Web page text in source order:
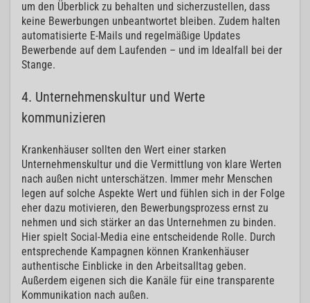
um den Überblick zu behalten und sicherzustellen, dass
keine Bewerbungen unbeantwortet bleiben. Zudem halten
automatisierte E-Mails und regelmäßige Updates
Bewerbende auf dem Laufenden – und im Idealfall bei der
Stange.
4. Unternehmenskultur und Werte
kommunizieren
Krankenhäuser sollten den Wert einer starken
Unternehmenskultur und die Vermittlung von klare Werten
nach außen nicht unterschätzen. Immer mehr Menschen
legen auf solche Aspekte Wert und fühlen sich in der Folge
eher dazu motivieren, den Bewerbungsprozess ernst zu
nehmen und sich stärker an das Unternehmen zu binden.
Hier spielt Social-Media eine entscheidende Rolle. Durch
entsprechende Kampagnen können Krankenhäuser
authentische Einblicke in den Arbeitsalltag geben.
Außerdem eigenen sich die Kanäle für eine transparente
Kommunikation nach außen.